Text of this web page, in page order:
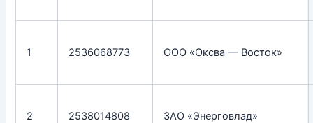
1 2536068773 ООО «Оксва — Восток»
2 2538014808 ЗАО «Энерговлад»